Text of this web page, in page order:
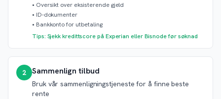
• Oversikt over eksisterende gjeld
• ID-dokumenter
• Bankkonto for utbetaling
Tips: Sjekk kredittscore på Experian eller Bisnode før søknad
2 Sammenlign tilbud
Bruk vår sammenligningstjeneste for å finne beste
rente